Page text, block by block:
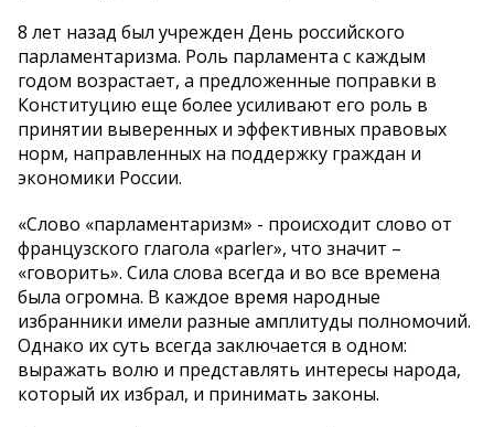
8 лет назад был учрежден День российского
парламентаризма. Роль парламента с каждым
годом возрастает, а предложенные поправки в
Конституцию еще более усиливают его роль в
принятии выверенных и эффективных правовых
норм, направленных на поддержку граждан и
экономики России.
«Слово «парламентаризм» - происходит слово от
французского глагола «parler», что значит –
«говорить». Сила слова всегда и во все времена
была огромна. В каждое время народные
избранники имели разные амплитуды полномочий.
Однако их суть всегда заключается в одном:
выражать волю и представлять интересы народа,
который их избрал, и принимать законы.